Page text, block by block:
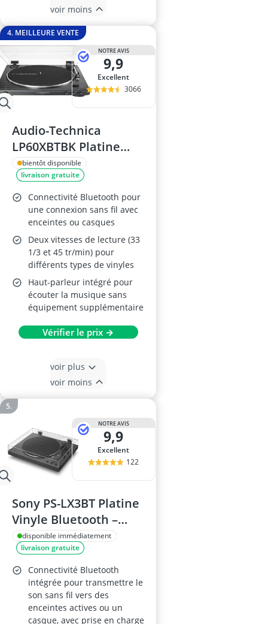
voir moins
4. MEILLEURE VENTE
NOTRE AVIS
9,9
Excellent
3066
Audio-Technica
LP60XBTBK Platine
Vinyle Sans Fil
bientôt disponible
livraison gratuite
Connectivité Bluetooth pour
une connexion sans fil avec
enceintes ou casques
Deux vitesses de lecture (33
1/3 et 45 tr/min) pour
différents types de vinyles
Haut-parleur intégré pour
écouter la musique sans
équipement supplémentaire
Vérifier le prix →
voir plus
voir moins
NOTRE AVIS
9,9
Excellent
122
Sony PS-LX3BT Platine
Vinyle Bluetooth –
Noir
disponible immédiatement
livraison gratuite
Connectivité Bluetooth
intégrée pour transmettre le
son sans fil vers des
enceintes actives ou un
casque, avec prise en charge